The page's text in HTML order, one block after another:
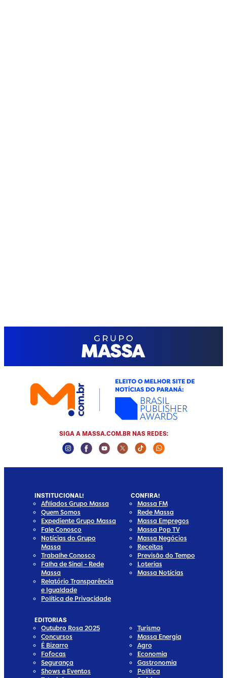
SIGA A MASSA.COM.BR NAS REDES:
Instagram Social Media
Facebook Social Media
Youtube Social Media
Twitter Social Media
Tiktok Social Media
Whatsapp
INSTITUCIONAL!
Afiliados Grupo Massa
Quem Somos
Expediente Grupo Massa
Fale Conosco
Notícias do Grupo
Massa
Trabalhe Conosco
Falha de Sinal - Rede
Massa
Relatório Transparência
e Igualdade
Política de Privacidade
CONFIRA!
Massa FM
Rede Massa
Massa Empregos
Massa Pop TV
Massa Negócios
Receitas
Previsão do Tempo
Loterias
Massa Notícias
EDITORIAS
Outubro Rosa 2025
Concursos
É Bizarro
Fofocas
Segurança
Shows e Eventos
Turismo
Massa Energia
Agro
Economia
Gastronomia
Política